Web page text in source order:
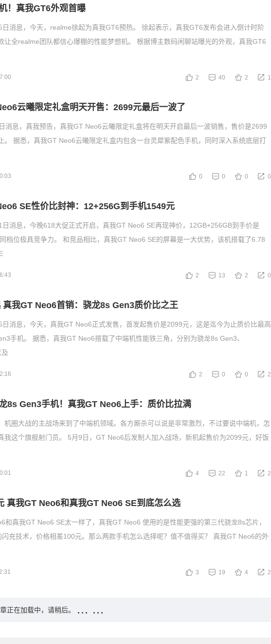
！真我GT6外观首曝
日消息，今天，realme徐起为真我GT6预热。 徐起表示，真我GT6发布会进入倒计时阶
让全realme团队都信心爆棚的性能梦想机。 根据博主数码闲聊站曝光的外观，真我GT6
2 40 2 1
云曦限定礼盒明天开售：2699元最后一波了
消息，真我预告，真我GT Neo6云曦限定礼盒将在明天开启最后一波销售，售价是2699
。 据悉，真我GT Neo6云曦限定礼盒内包含一台灵犀紫配色手机，同时深入系统底层打
0 0 0 0
SE性价比封神：12+256G到手机1549元
日消息，今晚618大促正式开启，真我GT Neo6 SE再现神价，12GB+256GB到手价是
档位极具竞争力。 和竞品相比，真我GT Neo6 SE的屏幕是一大优势，该机搭载了6.78
2 13 2 0
真我GT Neo6首销：骁龙8s Gen3质价比之王
日消息，今天，真我GT Neo6正式发售，首发起售价是2099元，这是迄今为止质价比最高
手机。 据悉，真我GT Neo6搭载了中端机性能铁三角，分别为骁龙8s Gen3、
2 0 0 2
8s Gen3手机！真我GT Neo6上手：质价比拉满
机圈大战的主战场来到了中端机领域。各方厮杀可以说是非常激烈，不过要说中端机，怎
我这个旗舰射门员。 5月9日，GT Neo6后发制人加入战场，新机起售价为2099元，好饭
4 22 1 2
真我GT Neo6和真我GT Neo6 SE到底怎么选
和真我GT Neo6 SE太一样了，真我GT Neo6 使用的是性能更强的第三代骁龙8s芯片，
闪充技术，价格相差100元。那么两款手机怎么选择呢？值不值得买？ 真我GT Neo6的外
3 19 4 2
正在加载中，请稍后。